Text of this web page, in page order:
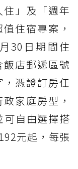
」及「週年
住宿專案，
30日期間住
店郵遞區號
，憑證訂房任
家庭房型，
自由選擇搭
元起，每張